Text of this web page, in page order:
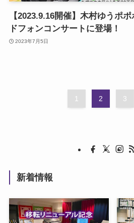
【2023.9.16開催】木村ゆうポ
ドフォンコンサートに登場！
2023年7月5日
1 2 3
新着情報